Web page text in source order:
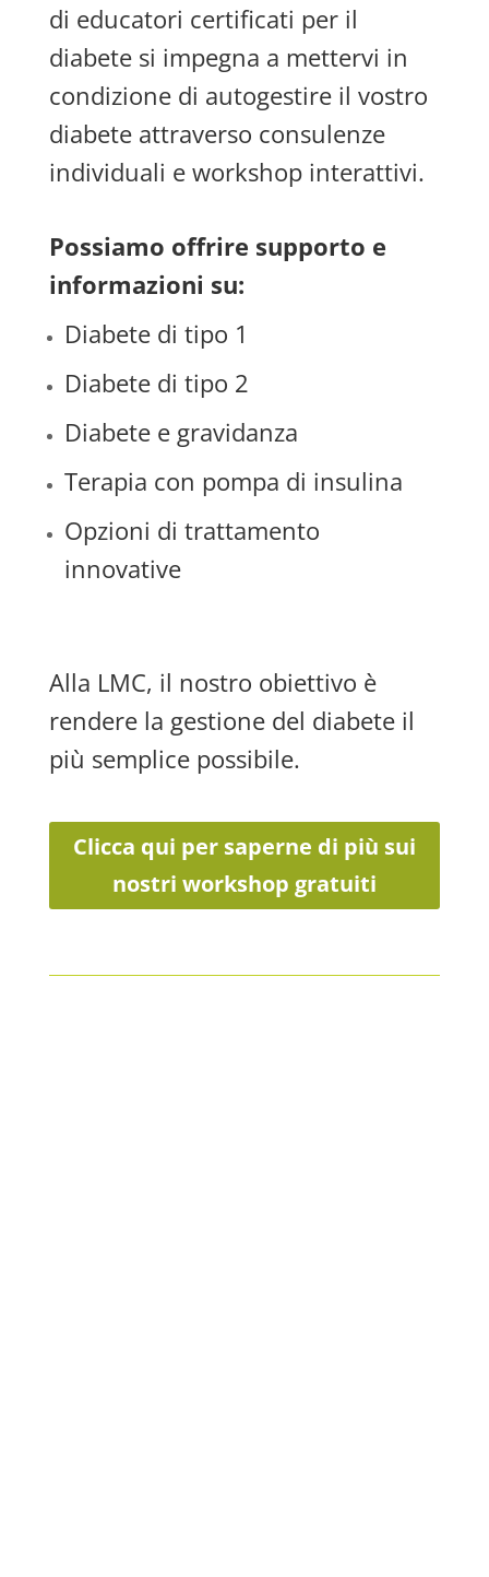
di educatori certificati per il
diabete si impegna a mettervi in
condizione di autogestire il vostro
diabete attraverso consulenze
individuali e workshop interattivi.
Possiamo offrire supporto e
informazioni su:
Diabete di tipo 1
Diabete di tipo 2
Diabete e gravidanza
Terapia con pompa di insulina
Opzioni di trattamento
innovative
Alla LMC, il nostro obiettivo è
rendere la gestione del diabete il
più semplice possibile.
Clicca qui per saperne di più sui
nostri workshop gratuiti